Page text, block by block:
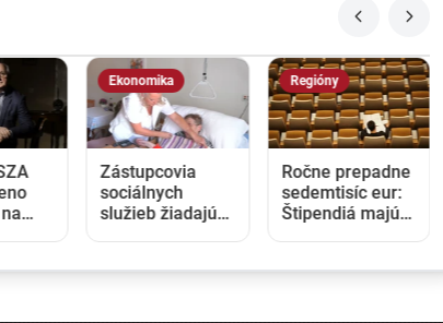
jeho
Ekonomika
Zástupcovia
sociálnych
služieb žiadajú
postupne o 200
Regióny
Ročne prepadne
sedemtisíc eur:
Štipendiá majú
študentom, nikto